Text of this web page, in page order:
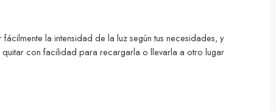
la intensidad de la luz según tus necesidades, y
quitar con facilidad para recargarla o llevarla a otro lugar